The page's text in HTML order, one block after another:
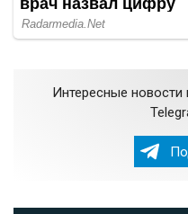
Интересные